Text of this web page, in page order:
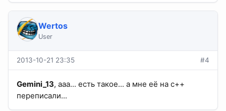
Wertos
User
2013-10-21 23:35 #4
Gemini_13, ааа... есть такое... а мне её на с++
переписали...